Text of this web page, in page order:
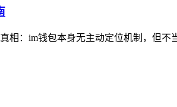
相：im钱包本身无主动定位机制，但